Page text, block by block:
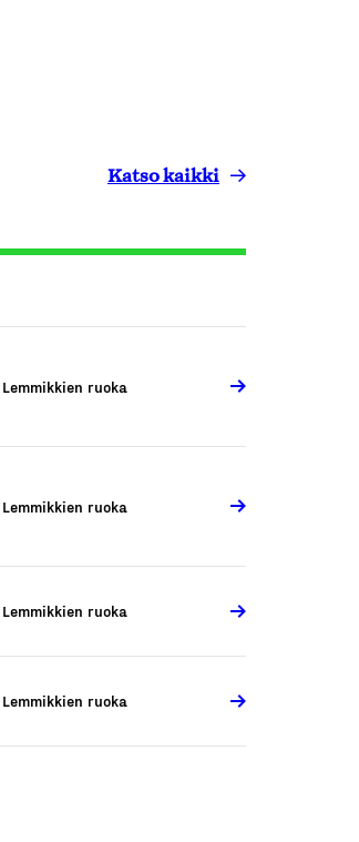
Katso kaikki
Lemmikkien ruoka
Lemmikkien ruoka
Lemmikkien ruoka
Lemmikkien ruoka